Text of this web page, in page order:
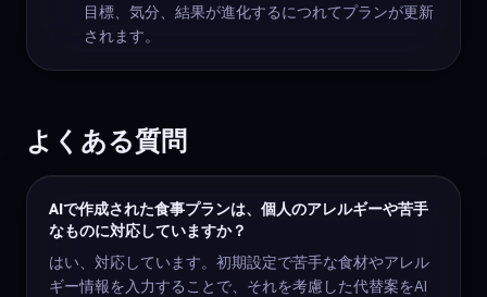
目標、気分、結果が進化するにつれてプランが更新
されます。
よくある質問
AIで作成された食事プランは、個人のアレルギーや苦手
なものに対応していますか？
はい、対応しています。初期設定で苦手な食材やアレル
ギー情報を入力することで、それを考慮した代替案をAI